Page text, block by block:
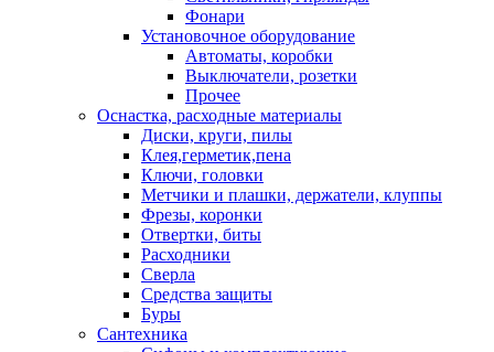
Фонари
Установочное оборудование
Автоматы, коробки
Выключатели, розетки
Прочее
Оснастка, расходные материалы
Диски, круги, пилы
Клея,герметик,пена
Ключи, головки
Метчики и плашки, держатели, клуппы
Фрезы, коронки
Отвертки, биты
Расходники
Сверла
Средства защиты
Буры
Сантехника